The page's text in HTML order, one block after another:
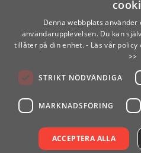
Denna webbplats
användarupplevelsen. Du kan
tillåter på din enhet. - Läs vår
>>
STRIKT NÖDVÄNDIGA
MARKNADSFÖRING
ACCEPTERA ALLA